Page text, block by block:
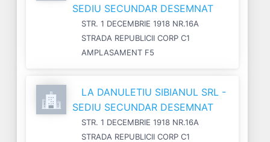
SEDIU SECUNDAR DESEMNAT
STR. 1 DECEMBRIE 1918 NR.16A
STRADA REPUBLICII CORP C1
AMPLASAMENT F5
LA DANULETIU SIBIANUL SRL -
SEDIU SECUNDAR DESEMNAT
STR. 1 DECEMBRIE 1918 NR.16A
STRADA REPUBLICII CORP C1